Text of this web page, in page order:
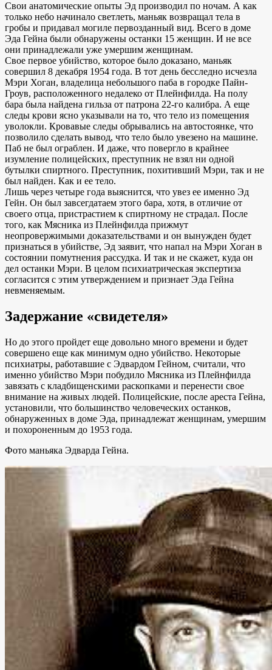
Свои анатомические опыты Эд производил по ночам. А как
только небо начинало светлеть, маньяк возвращал тела в
гробы и придавал могиле первозданный вид. Всего в доме
Эда Гейна были обнаружены останки 15 женщин. И не все
они принадлежали уже умершим женщинам.
Свое первое убийство, которое было доказано, маньяк
совершил 8 декабря 1954 года. В тот день бесследно исчезла
Мэри Хоган, владелица небольшого паба в городке Пайн-
Гроув, расположенного недалеко от Плейнфилда. На полу
бара была найдена гильза от патрона 22-го калибра. А еще
следы крови ясно указывали на то, что тело из помещения
уволокли. Кровавые следы обрывались на автостоянке, что
позволило сделать вывод, что тело было увезено на машине.
Паб не был ограблен. И даже, что повергло в крайнее
изумление полицейских, преступник не взял ни одной
бутылки спиртного. Преступник, похитивший Мэри, так и не
был найден. Как и ее тело.
Лишь через четыре года выяснится, что увез ее именно Эд
Гейн. Он был завсегдатаем этого бара, хотя, в отличие от
своего отца, пристрастием к спиртному не страдал. После
того, как Мясника из Плейнфилда прижмут
неопровержимыми доказательствами и он вынужден будет
признаться в убийстве, Эд заявит, что напал на Мэри Хоган в
состоянии помутнения рассудка. И так и не скажет, куда он
дел останки Мэри. В целом психиатрическая экспертиза
согласится с этим утверждением и признает Эда Гейна
невменяемым.
Задержание «свидетеля»
Но до этого пройдет еще довольно много времени и будет
совершено еще как минимум одно убийство. Некоторые
психиатры, работавшие с Эдвардом Гейном, считали, что
именно убийство Мэри побудило Мясника из Плейнфилда
завязать с кладбищенскими раскопками и перенести свое
внимание на живых людей. Полицейские, после ареста Гейна,
установили, что большинство человеческих останков,
обнаруженных в доме Эда, принадлежат женщинам, умершим
и похороненным до 1953 года.
Фото маньяка Эдварда Гейна.